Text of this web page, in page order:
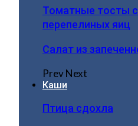
Томатные тосты с
перепелиных яиц
Салат из
PrevNext
Каши
Птица сдохла